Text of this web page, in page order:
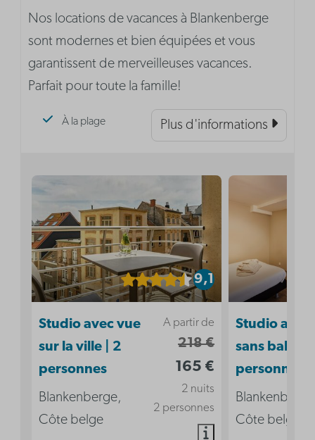
Nos locations de vacances à Blankenberge
sont modernes et bien équipées et vous
garantissent de merveilleuses vacances.
Parfait pour toute la famille!
À la plage Plus d'informations
9,1
A partir de
218 €
165 €
2 nuits
2 personnes
Studio avec vue
sur la ville | 2
personnes
Blankenberge,
Côte belge
Studio
sans balcon
personnes
Côte belge